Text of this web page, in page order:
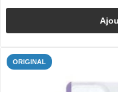
ORIGINAL